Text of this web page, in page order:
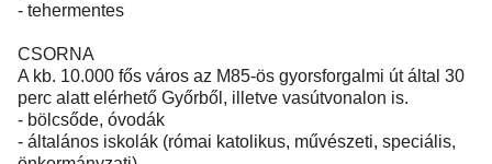
- tehermentes
CSORNA
A kb. 10.000 fős város az M85-ös gyorsforgalmi út által 30
perc alatt elérhető Győrből, illetve vasútvonalon is.
- bölcsőde, óvodák
- általános iskolák (római katolikus, művészeti, speciális,